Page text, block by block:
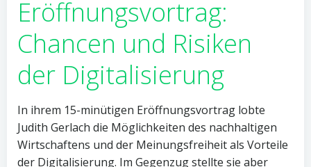
Eröffnungsvortrag:
Chancen und Risiken
der Digitalisierung
In ihrem 15-minütigen Eröffnungsvortrag lobte
Judith Gerlach die Möglichkeiten des nachhaltigen
Wirtschaftens und der Meinungsfreiheit als Vorteile
der Digitalisierung. Im Gegenzug stellte sie aber